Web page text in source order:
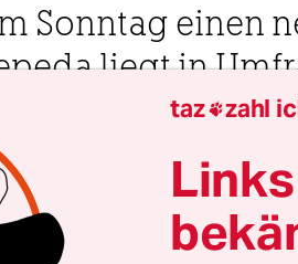
Sonntag einen
liegt in
Linke hoffen.
taz zahl